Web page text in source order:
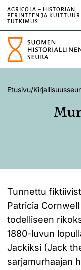
AGRICOLA – HISTORIAN,
PERINTEEN JA
TUTKIMUS
Etusivu/
Tunnettu
Patricia
todelliseen
1880-luvun
Jackiksi (Jack
sarjamurhaajan